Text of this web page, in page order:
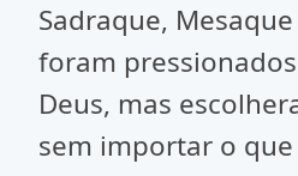
Sadraque,
foram
Deus, mas
sem importar o